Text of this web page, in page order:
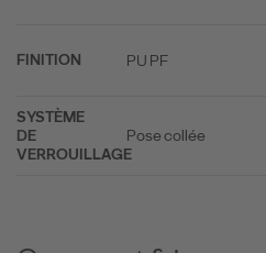
FINITION PU PF
SYSTÈME
DE
VERROUILLAGE
Pose collée